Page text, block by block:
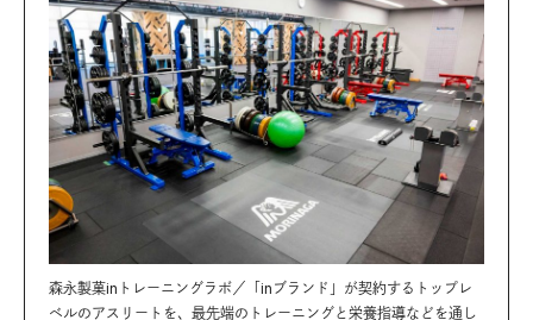
森永製菓inトレーニングラボ／「inブランド」が契約するトップレ
ベルのアスリートを、最先端のトレーニングと栄養指導などを通し